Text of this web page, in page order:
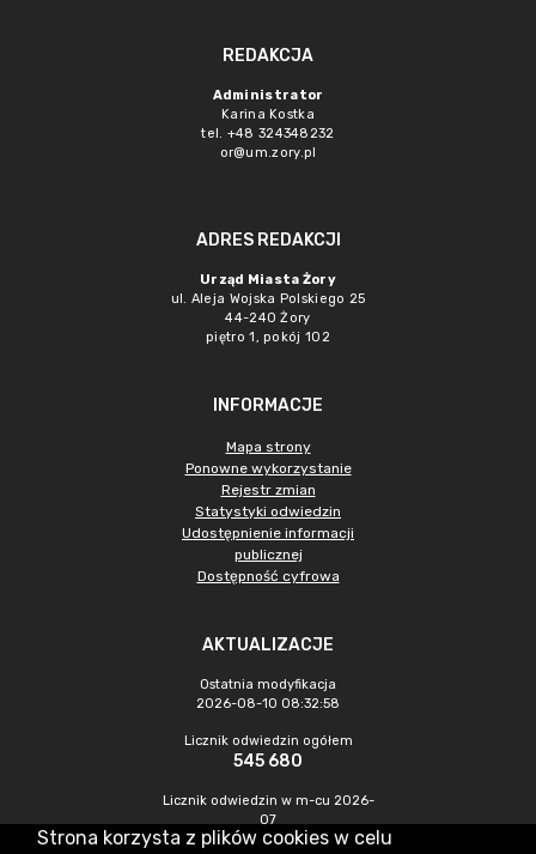
REDAKCJA
Administrator
Karina Kostka
tel. +48 324348232
or@um.zory.pl
ADRES REDAKCJI
Urząd Miasta Żory
ul. Aleja Wojska Polskiego 25
44-240 Żory
piętro 1, pokój 102
INFORMACJE
Mapa strony
Ponowne wykorzystanie
Rejestr zmian
Statystyki odwiedzin
Udostępnienie informacji
publicznej
Dostępność cyfrowa
AKTUALIZACJE
Ostatnia modyfikacja
2026-08-10 08:32:58
Licznik odwiedzin ogółem
545 680
Licznik odwiedzin w m-cu 2026-
07
1 696
Strona korzysta z plików cookies w celu